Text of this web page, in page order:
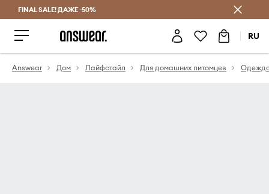
FINAL SALE! ДАЖЕ -50%
RU
Answear Дом Лайфстайл Для домашних питомцев